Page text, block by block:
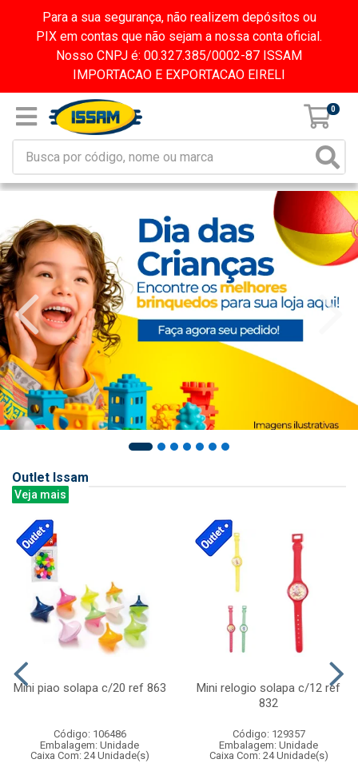
Para a sua segurança, não realizem depósitos ou
PIX em contas que não sejam a nossa conta oficial.
Nosso CNPJ é: 00.327.385/0002-87 ISSAM
IMPORTACAO E EXPORTACAO EIRELI
0
Outlet Issam
Veja mais
Mini piao solapa c/20 ref 863
Código: 106486
Embalagem: Unidade
Caixa Com: 24 Unidade(s)
Mini relogio solapa c/12 ref
832
Código: 129357
Embalagem: Unidade
Caixa Com: 24 Unidade(s)